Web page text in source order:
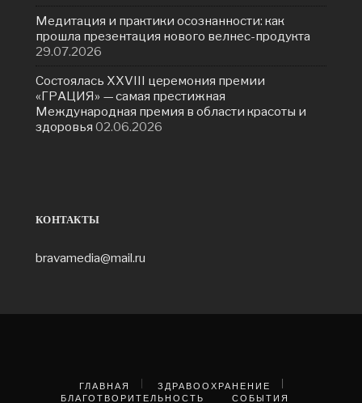
Медитация и практики осознанности: как
прошла презентация нового велнес-продукта
29.07.2026
Состоялась ХXVIII церемония премии
«ГРАЦИЯ» — самая престижная
Международная премия в области красоты и
здоровья 02.06.2026
КОНТАКТЫ
bravamedia@mail.ru
ГЛАВНАЯ
ЗДРАВООХРАНЕНИЕ
БЛАГОТВОРИТЕЛЬНОСТЬ
СОБЫТИЯ